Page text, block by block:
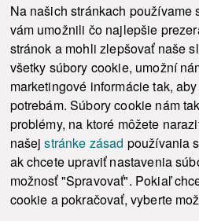
Na našich stránkach používame
vám umožnili čo najlepšie
stránok a mohli zlepšovať naše
všetky súbory cookie, umožní
marketingové informácie tak,
potrebám. Súbory cookie nám
problémy, na ktoré môžete
našejstránke zásad používania
ak chcete upraviť nastavenia
možnosť "Spravovať". Pokiaľ
cookie a pokračovať, vyberte
Odoslať
© 2021-2026 ku.sk. Všetky práva vyhradené.
Vyhlásenie o
This site is protected by reCAPTCHA and the
Service